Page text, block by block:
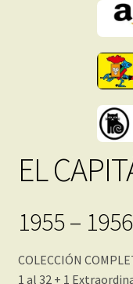
EL
1955 –
COLECCIÓN
1 al 32 + 1